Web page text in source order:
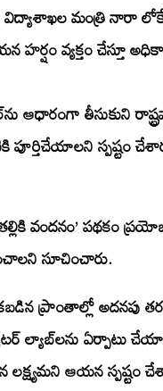
విద్యాశాఖల మంత్రి
వ్యక్తం చేస్తూ
తీసుకుని
పూర్తిచేయాలని స్పష్టం
వందనం’ పథకం
సూచించారు.
ప్రాంతాల్లో
ల్యాబ్‌లను ఏర్పాటు
ఆయన స్పష్టం